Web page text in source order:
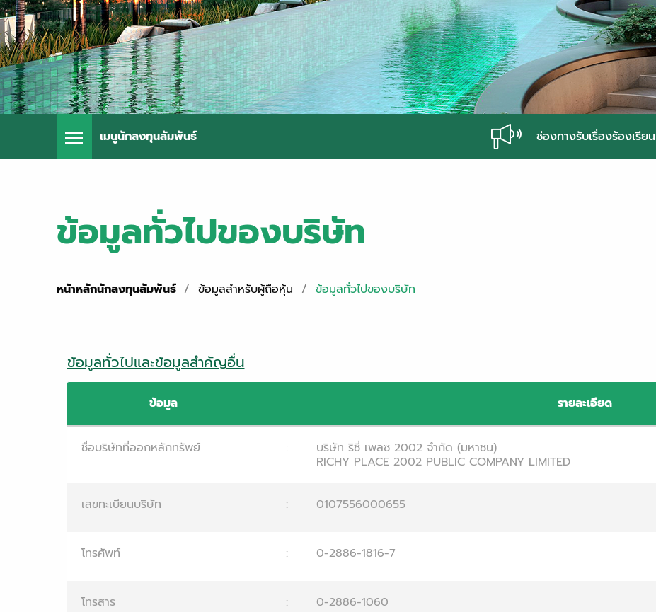
เมนูนักลงทุนสัมพันธ์ ช่องทางรับเรื่องร้องเรียน
ข้อมูลทั่วไปของบริษัท
หน้าหลักนักลงทุนสัมพันธ์ / ข้อมูลสำหรับผู้ถือหุ้น / ข้อมูลทั่วไปของบริษัท
ข้อมูลทั่วไปและข้อมูลสำคัญอื่น
ข้อมูล รายละเอียด
ชื่อบริษัทที่ออกหลักทรัพย์ :
บริษัท ริชี่ เพลซ 2002 จำกัด (มหาชน)
RICHY PLACE 2002 PUBLIC COMPANY LIMITED
เลขทะเบียนบริษัท : 0107556000655
โทรศัพท์ : 0-2886-1816-7
โทรสาร : 0-2886-1060